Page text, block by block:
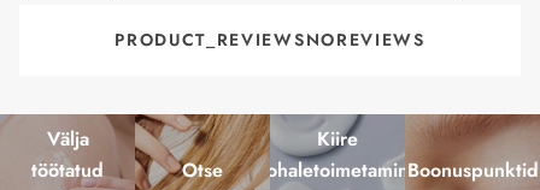
PRODUCT_REVIEWSNOREVIEWS
Välja
töötatud
Otse
Kiire
kohaletoimetamineBoonuspunktid